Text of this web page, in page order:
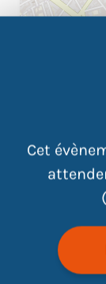
Cet
Identifier ses
métier en